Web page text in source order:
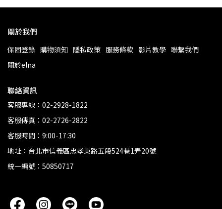
關於我們
保固登錄 購物須知 隱私政策 服務條款 影片教學 聯繫我們
關於elna
聯絡資訊
客服專線：02-2928-1822
客服傳真：02-2726-2822
客服時間：9:00-17:30
地址：台北市信義區忠孝東路五段524巷1弄20號
統一編號：50850717